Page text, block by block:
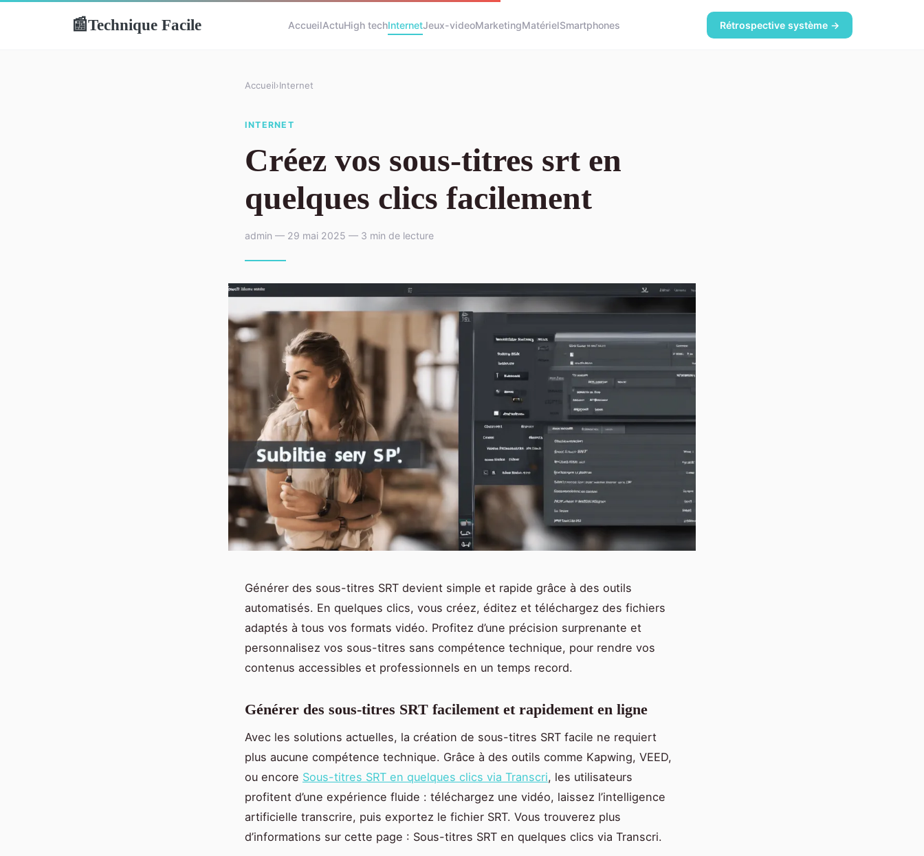
📰Technique Facile AccueilActuHigh techInternetJeux-videoMarketingMatérielSmartphones Rétrospective système →
Accueil›Internet
INTERNET
Créez vos sous-titres srt en
quelques clics facilement
admin — 29 mai 2025 — 3 min de lecture
Générer des sous-titres SRT devient simple et rapide grâce à des outils
automatisés. En quelques clics, vous créez, éditez et téléchargez des fichiers
adaptés à tous vos formats vidéo. Profitez d’une précision surprenante et
personnalisez vos sous-titres sans compétence technique, pour rendre vos
contenus accessibles et professionnels en un temps record.
Générer des sous-titres SRT facilement et rapidement en ligne
Avec les solutions actuelles, la création de sous-titres SRT facile ne requiert
plus aucune compétence technique. Grâce à des outils comme Kapwing, VEED,
ou encore Sous-titres SRT en quelques clics via Transcri, les utilisateurs
profitent d’une expérience fluide : téléchargez une vidéo, laissez l’intelligence
artificielle transcrire, puis exportez le fichier SRT. Vous trouverez plus
d’informations sur cette page : Sous-titres SRT en quelques clics via Transcri.